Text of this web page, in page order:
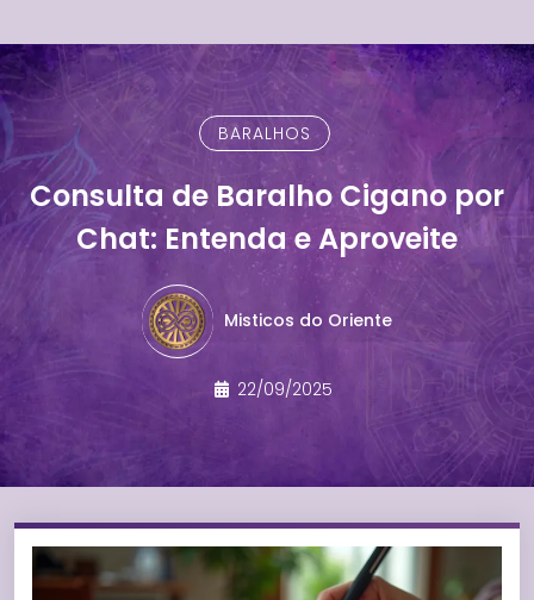
BARALHOS
Consulta de Baralho Cigano por
Chat: Entenda e Aproveite
Misticos do Oriente
22/09/2025